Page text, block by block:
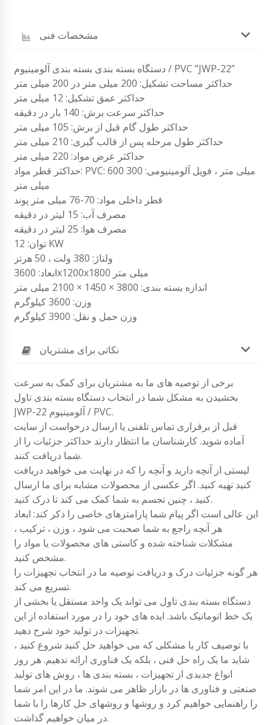
مشخصات فنی
دستگاه بسته بندی بسته بندی آلومینیوم / PVC ”JWP-22”
حداکثر مساحت تشکیل: 200 میلی متر در 200 میلی متر
حداکثر عمق تشکیل: 12 میلی متر
حداکثر سرعت برش: 140 بار در دقیقه
حداکثر طول گام قبل از برش: 105 میلی متر
حداکثر طول مرحله پس از قالب گیری: 210 میلی متر
حداکثر عرض مواد: 220 میلی متر
حداکثر قطر مواد: PVC: 600 میلی متر ، فویل آلومینیومی: 300
میلی متر
قطر داخلی مواد: 70-76 میلی متر پوند
مصرف آب: 15 لیتر در دقیقه
مصرف هوا: 25 لیتر در دقیقه
توان: 12 KW
ولتاژ: 380 ولت ، 50 هرتز
ابعاد: 3600x1200x1800 میلی متر
اندازه بسته بندی: 3800 × 1450 × 2100 میلی متر
وزن: 3600 کیلوگرم
وزن حمل و نقل: 3900 کیلوگرم
نکاتی برای مشتریان
برخی از توصیه های ما به مشتریان برای کمک به سرعت
بخشیدن به مشکل شما در انتخاب دستگاه بسته بندی تاول
JWP-22 آلومینیوم / PVC.
قبل از برقراری تماس تلفنی یا ارسال درخواست از سایت
آماده شوید. کارشناسان ما انتظار دارند حداکثر جزئیات را از
شما دریافت کنند.
لیستی از آنچه دارید و آنچه را که در نهایت می خواهید دریافت
کنید تهیه کنید. اگر عکسی از محصولات مشابه برای ما ارسال
کنید ، چنین تجسم به شما کمک می کند تا درک کنید.
این عالی است اگر پیام شما پارامترهای خاصی را ذکر کند: ابعاد
هر آنچه راجع به شما صحبت می شود ، وزن ، ترکیب ،
مشکلات شناخته شده و کاستی های محصولات یا مواد را
مشخص کنید.
هر گونه جزئیات درک و دریافت توصیه ما در انتخاب تجهیزات را
تسریع می کند.
دستگاه بسته بندی تاول می تواند یک واحد مستقل یا بخشی از
یک خط اتوماتیک باشد. ایده های خود را در مورد استفاده از این
تجهیزات در تولید خود شرح دهید.
با توصیف کار یا مشکلی که می خواهید حل کنید شروع کنید ،
شاید ما یک راه حل فنی ، بلکه یک فناوری ارائه ندهیم. هر روز
انواع جدیدی از تجهیزات ، بسته بندی ها ، روش های تولید
صنعتی و فناوری ها در بازار ظاهر می شوند. ما در این امر شما
را راهنمایی خواهیم کرد و روشها و روشهای حل کارها را با شما
در میان خواهیم گذاشت.